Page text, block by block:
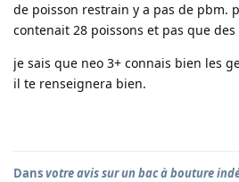
de poisson restrain y a pas de pbm.
contenait 28 poissons et pas que
je sais que neo 3+ connais bien les
il te renseignera bien.
Dansvotre avis sur un bac à bouture